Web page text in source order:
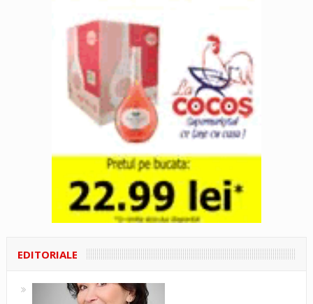
EDITORIALE